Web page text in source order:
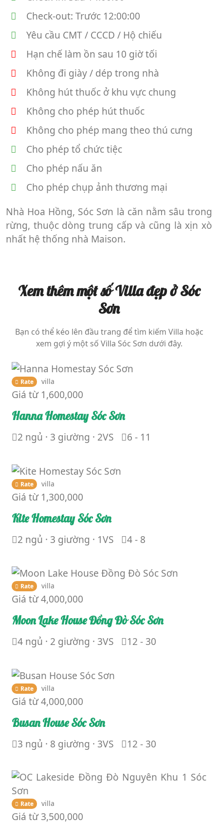
Check-out: Trước 12:00:00
Yêu cầu CMT / CCCD / Hộ chiếu
Hạn chế làm ồn sau 10 giờ tối
Không đi giày / dép trong nhà
Không hút thuốc ở khu vực chung
Không cho phép hút thuốc
Không cho phép mang theo thú cưng
Cho phép tổ chức tiệc
Cho phép nấu ăn
Cho phép chụp ảnh thương mại
Nhà Hoa Hồng, Sóc Sơn là căn nằm sâu trong
rừng, thuộc dòng trung cấp và cũng là xịn xò
nhất hệ thống nhà Maison.
Xem thêm một số Villa đẹp ở Sóc
Sơn
Bạn có thể kéo lên đầu trang để tìm kiếm Villa hoặc
xem gợi ý một số Villa Sóc Sơn dưới đây.
Rate villa
Giá từ 1,600,000
Hanna Homestay Sóc Sơn
2 ngủ · 3 giường · 2VS 6 - 11
Rate villa
Giá từ 1,300,000
Kite Homestay Sóc Sơn
2 ngủ · 3 giường · 1VS 4 - 8
Rate villa
Giá từ4,000,000
Moon Lake House Đồng Đò Sóc Sơn
4 ngủ · 2 giường · 3VS 12 - 30
Rate villa
Giá từ4,000,000
Busan House Sóc Sơn
3 ngủ · 8 giường · 3VS 12 - 30
Rate villa
Giá từ3,500,000